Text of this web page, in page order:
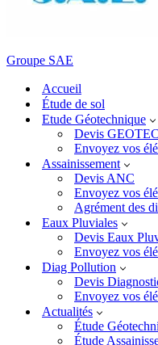
Groupe SAE
Accueil
Étude de sol
Etude Géotechnique
Devis
Envoyez vos
Assainissement
Devis ANC
Envoyez vos
Agrément des
Eaux Pluviales
Devis Eaux
Envoyez vos
Diag Pollution
Devis
Envoyez vos
Actualités
Étude
Étude